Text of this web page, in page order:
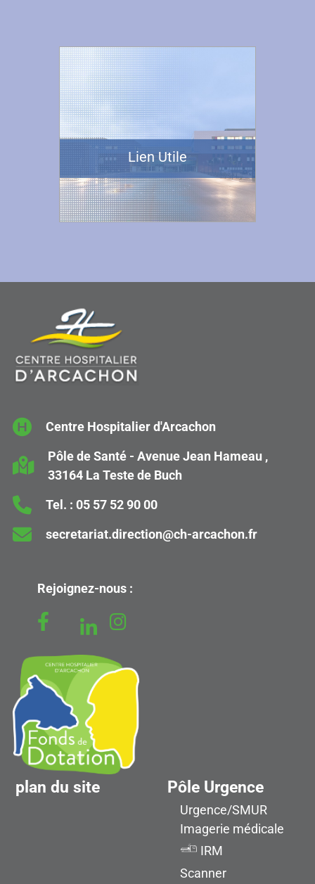
Lien Utile
Centre Hospitalier d'Arcachon
Pôle de Santé - Avenue Jean Hameau ,
33164 La Teste de Buch
Tel. : 05 57 52 90 00
secretariat.direction@ch-arcachon.fr
Rejoignez-nous :
plan du site Pôle Urgence
Urgence/SMUR
Imagerie médicale
IRM
Scanner